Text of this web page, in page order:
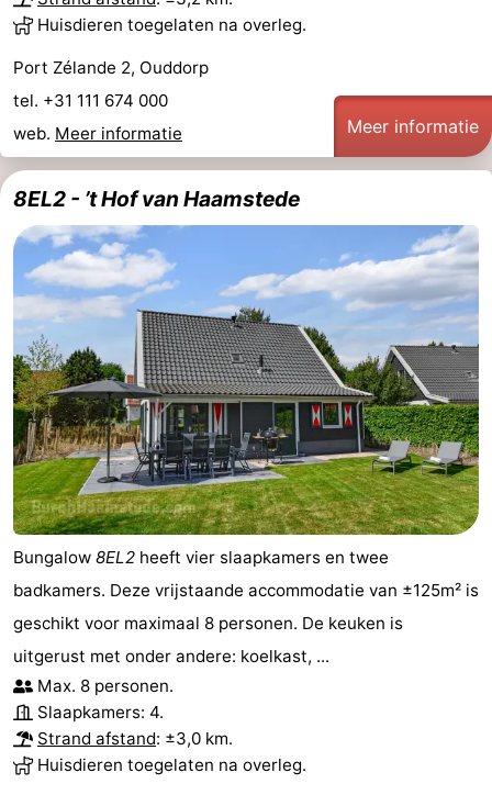
Huisdieren toegelaten na overleg.
Port Zélande 2, Ouddorp
tel. +31 111 674 000
web. Meer informatie Meer informatie
8EL2 - ’t Hof van Haamstede
Bungalow 8EL2 heeft vier slaapkamers en twee
badkamers. Deze vrijstaande accommodatie van ±125m² is
geschikt voor maximaal 8 personen. De keuken is
uitgerust met onder andere: koelkast, ...
Max. 8 personen.
Slaapkamers: 4.
Strand afstand: ±3,0 km.
Huisdieren toegelaten na overleg.